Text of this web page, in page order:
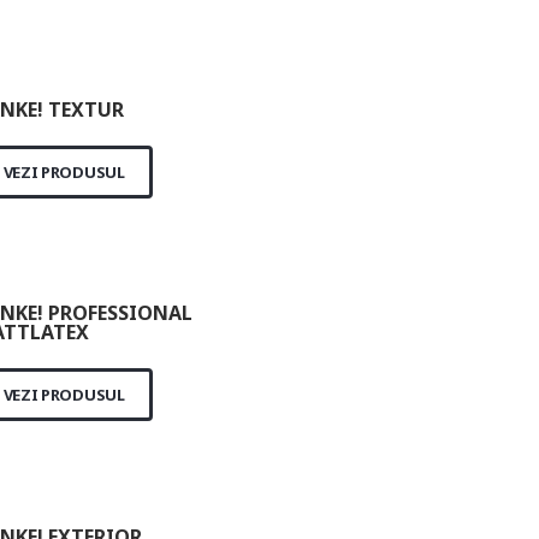
TEXTUR
VEZI PRODUSUL
PROFESSIONAL
VEZI PRODUSUL